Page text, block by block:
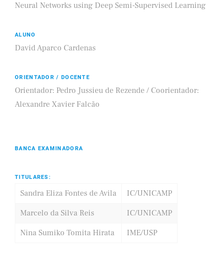
Neural Networks using Deep Semi-Supervised Learning
ALUNO
David Aparco Cardenas
ORIENTADOR / DOCENTE
Orientador: Pedro Jussieu de Rezende / Coorientador:
Alexandre Xavier Falcão
BANCA EXAMINADORA
TITULARES:
Sandra Eliza Fontes de Avila
IC/UNICAMP
Marcelo da Silva Reis
IC/UNICAMP
Nina Sumiko Tomita Hirata
IME/USP